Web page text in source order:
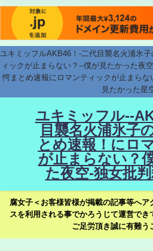
ユキミッフルAKB46！-二代目襲名火浦氷
ィックが止まらない？--僕が見たかった夜
愕まとめ速報にロマンティックが止まら
見たかった星
ユキミッフル--
目襲名火浦氷子
とめ速報！にロ
が止まらない？
た夜空-独女批
腐女子＜お客様皆様が掲載の記事等へ
スを利用される事でかろうじて運営で
ご足労頂き誠に有難う